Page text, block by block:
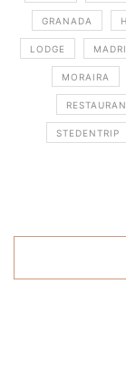
GRANADA
LODGE
MORAIRA
STEDENTRIP